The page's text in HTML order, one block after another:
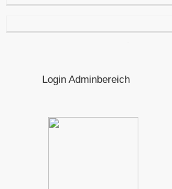
Login Adminbereich